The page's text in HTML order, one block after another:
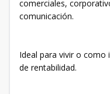
comerciales,
comunicación.
Ideal para vivir o como
de rentabilidad.